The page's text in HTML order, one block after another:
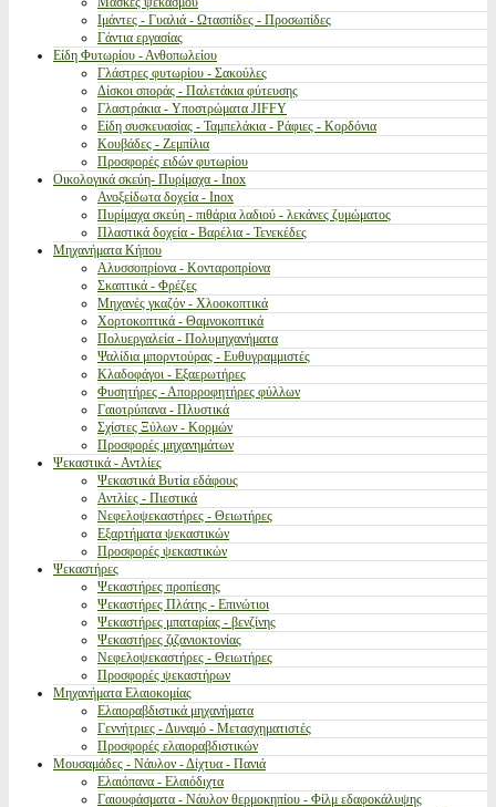
Ιμάντες - Γυαλιά - Ωτασπίδες - Προσωπίδες
Γάντια εργασίας
Είδη Φυτωρίου - Ανθοπωλείου
Γλάστρες φυτωρίου - Σακούλες
Δίσκοι σποράς - Παλετάκια φύτευσης
Γλαστράκια - Υποστρώματα JIFFY
Είδη συσκευασίας - Ταμπελάκια - Ράφιες - Κορδόνια
Κουβάδες - Ζεμπίλια
Προσφορές ειδών φυτωρίου
Οικολογικά σκεύη- Πυρίμαχα - Inox
Ανοξείδωτα δοχεία - Inox
Πυρίμαχα σκεύη - πιθάρια λαδιού - λεκάνες ζυμώματος
Πλαστικά δοχεία - Βαρέλια - Τενεκέδες
Μηχανήματα Κήπου
Αλυσσοπρίονα - Κονταροπρίονα
Σκαπτικά - Φρέζες
Μηχανές γκαζόν - Χλοοκοπτικά
Χορτοκοπτικά - Θαμνοκοπτικά
Πολυεργαλεία - Πολυμηχανήματα
Ψαλίδια μπορντούρας - Ευθυγραμμιστές
Κλαδοφάγοι - Εξαερωτήρες
Φυσητήρες - Απορροφητήρες φύλλων
Γαιοτρύπανα - Πλυστικά
Σχίστες Ξύλων - Κορμών
Προσφορές μηχανημάτων
Ψεκαστικά - Αντλίες
Ψεκαστικά Βυτία εδάφους
Αντλίες - Πιεστικά
Νεφελοψεκαστήρες - Θειωτήρες
Εξαρτήματα ψεκαστικών
Προσφορές ψεκαστικών
Ψεκαστήρες
Ψεκαστήρες προπίεσης
Ψεκαστήρες Πλάτης - Επινώτιοι
Ψεκαστήρες μπαταρίας - βενζίνης
Ψεκαστήρες ζιζανιοκτονίας
Νεφελοψεκαστήρες - Θειωτήρες
Προσφορές ψεκαστήρων
Μηχανήματα Ελαιοκομίας
Ελαιοραβδιστικά μηχανήματα
Γεννήτριες - Δυναμό - Μετασχηματιστές
Προσφορές ελαιοραβδιστικών
Μουσαμάδες - Νάυλον - Δίχτυα - Πανιά
Ελαιόπανα - Ελαιόδιχτα
Γαιουφάσματα - Νάυλον θερμοκηπίου - Φίλμ εδαφοκάλυψης